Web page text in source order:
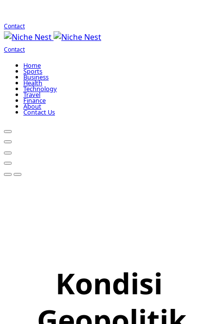
Contact
Contact
Home
Sports
Business
Health
Technology
Travel
Finance
About
Contact Us
Kondisi